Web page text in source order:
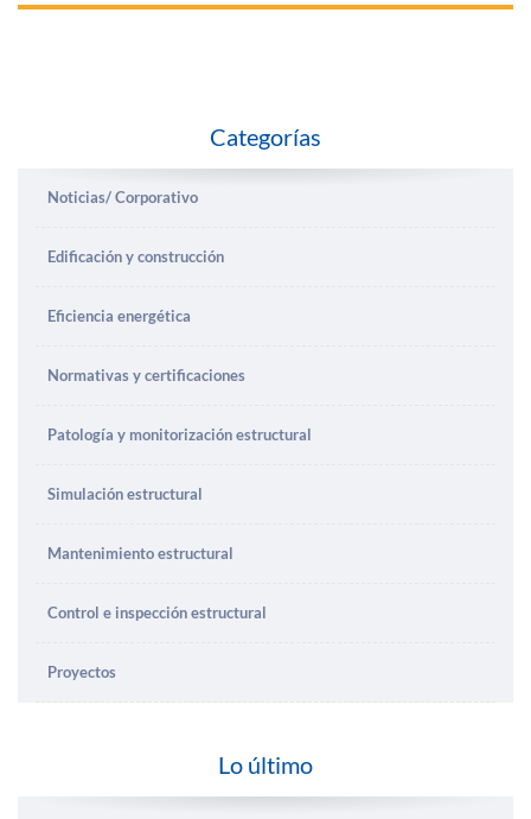
Categorías
Noticias/ Corporativo
Edificación y construcción
Eficiencia energética
Normativas y certificaciones
Patología y monitorización estructural
Simulación estructural
Mantenimiento estructural
Control e inspección estructural
Proyectos
Lo último